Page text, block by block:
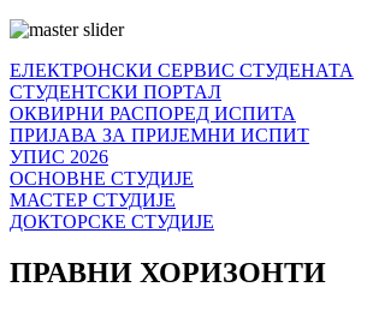
ЕЛЕКТРОНСКИ СЕРВИС СТУДЕНАТА
СТУДЕНТСКИ ПОРТАЛ
ОКВИРНИ РАСПОРЕД ИСПИТА
ПРИЈАВА ЗА ПРИЈЕМНИ ИСПИТ
УПИС 2026
ОСНОВНЕ СТУДИЈЕ
МАСТЕР СТУДИЈЕ
ДОКТОРСКЕ СТУДИЈЕ
ПРАВНИ ХОРИЗОНТИ